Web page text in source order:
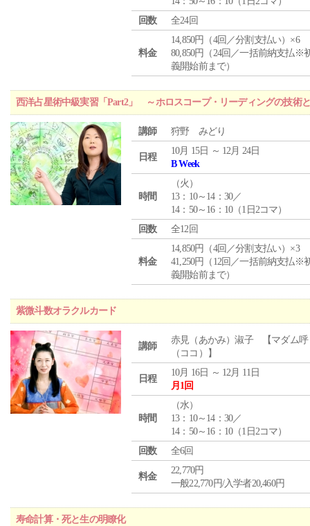
回数
全24回
料金
14,850円（4回／分割支払い）×6
80,850円（24回／一括前納支払※
義開始前まで）
西洋占星術中級実習「Part2」 ～ホロスコープ・リーディングの技術
講師 狩野 みどり
日程
10月 15日 ～ 12月 24日
B Week
時間
（火 ）
13：10～14：30／
14：50～16：10（1日2コマ）
回数
全12回
料金
14,850円（4回／分割支払い）×3
41,250円（12回／一括前納支払※
義開始前まで）
紫微斗数オラクルカード
講師
赤見（あかみ）淑子 【マダム呼
（ココ）】
日程
10月 16日 ～ 12月 11日
月1回
時間
（水）
13：10～14：30／
14：50～16：10（1日2コマ）
回数
全6回
料金
22,770円
一般22,770円/入学者20,460円
寿命計算・死と生の明瞭化